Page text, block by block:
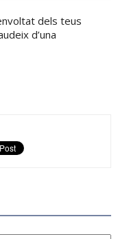
dels teus
d’una